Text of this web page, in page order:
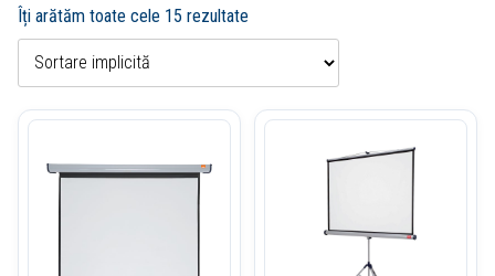
Îți arătăm toate cele 15 rezultate